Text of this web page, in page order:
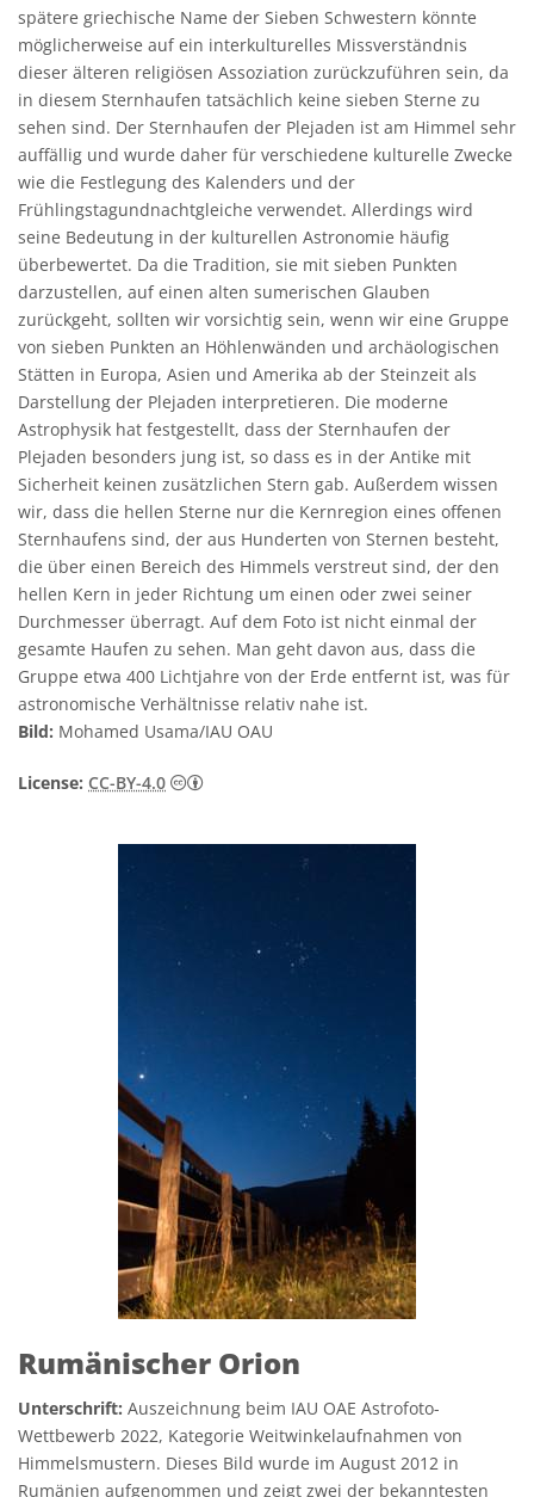
spätere griechische Name der Sieben Schwestern könnte
möglicherweise auf ein interkulturelles Missverständnis
dieser älteren religiösen Assoziation zurückzuführen sein, da
in diesem Sternhaufen tatsächlich keine sieben Sterne zu
sehen sind. Der Sternhaufen der Plejaden ist am Himmel sehr
auffällig und wurde daher für verschiedene kulturelle Zwecke
wie die Festlegung des Kalenders und der
Frühlingstagundnachtgleiche verwendet. Allerdings wird
seine Bedeutung in der kulturellen Astronomie häufig
überbewertet. Da die Tradition, sie mit sieben Punkten
darzustellen, auf einen alten sumerischen Glauben
zurückgeht, sollten wir vorsichtig sein, wenn wir eine Gruppe
von sieben Punkten an Höhlenwänden und archäologischen
Stätten in Europa, Asien und Amerika ab der Steinzeit als
Darstellung der Plejaden interpretieren. Die moderne
Astrophysik hat festgestellt, dass der Sternhaufen der
Plejaden besonders jung ist, so dass es in der Antike mit
Sicherheit keinen zusätzlichen Stern gab. Außerdem wissen
wir, dass die hellen Sterne nur die Kernregion eines offenen
Sternhaufens sind, der aus Hunderten von Sternen besteht,
die über einen Bereich des Himmels verstreut sind, der den
hellen Kern in jeder Richtung um einen oder zwei seiner
Durchmesser überragt. Auf dem Foto ist nicht einmal der
gesamte Haufen zu sehen. Man geht davon aus, dass die
Gruppe etwa 400 Lichtjahre von der Erde entfernt ist, was für
astronomische Verhältnisse relativ nahe ist.
Bild: Mohamed Usama/IAU OAU
License: CC-BY-4.0 Creative Commons Namensnennung 4.0
Rumänischer Orion
Unterschrift: Auszeichnung beim IAU OAE Astrofoto-
Wettbewerb 2022, Kategorie Weitwinkelaufnahmen von
Himmelsmustern. Dieses Bild wurde im August 2012 in
Rumänien aufgenommen und zeigt zwei der bekanntesten